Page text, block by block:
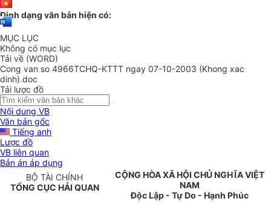
Định dạng văn bản hiện có:
MỤC LỤC
Không có mục lục
Tải về (WORD)
Cong van so 4966TCHQ-KTTT ngay 07-10-2003 (Khong xac
dinh).doc
Tải lược đồ
Nội dung VB
Văn bản gốc
Tiếng anh
Lược đồ
VB liên quan
Bản án áp dụng
BỘ TÀI CHÍNH
TỔNG CỤC HẢI QUAN
CỘNG HÒA XÃ HỘI CHỦ NGHĨA VIỆT
NAM
Độc Lập - Tự Do - Hạnh Phúc